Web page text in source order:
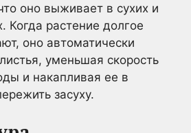
оно выживает в сухих и
Когда растение долгое
оно автоматически
уменьшая скорость
и накапливая ее в
засуху.